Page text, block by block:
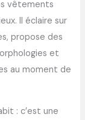
vêtements
Il éclaire sur
propose des
et
au moment de
: c’est une